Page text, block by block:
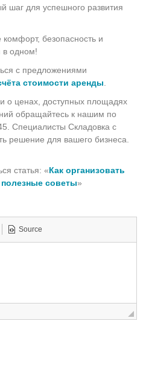
шаг для успешного развития
безопасность и
в одном!
с предложениями
стоимости аренды
о ценах, доступных площадях
обращайтесь к нашим по
Специалисты Складовка с
решение для вашего бизнеса.
статья: «Как организовать
советы»
Source